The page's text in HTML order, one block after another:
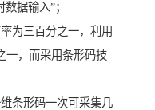
据输入”；
为三百分之一，利用
一，而采用条形码技
条形码一次可采集几